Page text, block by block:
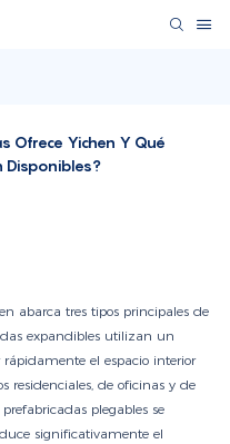
Ofrece Yichen Y Qué
Disponibles?
abarca tres tipos principales de
expandibles utilizan un
el espacio interior
residenciales, de oficinas y de
plegables se
significativamente el